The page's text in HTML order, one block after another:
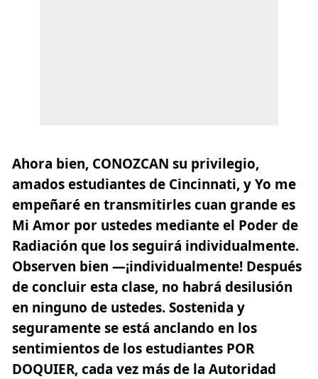
Ahora bien, CONOZCAN su privilegio,
amados estudiantes de Cincinnati, y Yo me
empeñaré en transmitirles cuan grande es
Mi Amor por ustedes mediante el Poder de
Radiación que los seguirá individualmente.
Observen bien —¡individualmente! Después
de concluir esta clase, no habrá desilusión
en ninguno de ustedes. Sostenida y
seguramente se está anclando en los
sentimientos de los estudiantes POR
DOQUIER, cada vez más de la Autoridad